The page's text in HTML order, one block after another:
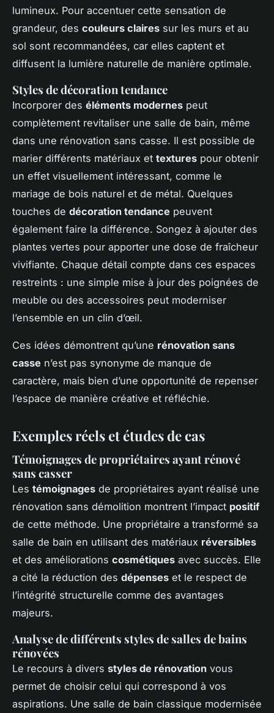
lumineux. Pour accentuer cette sensation de
grandeur, des couleurs claires sur les murs et au
sol sont recommandées, car elles captent et
diffusent la lumière naturelle de manière optimale.
Styles de décoration tendance
Incorporer des éléments modernes peut
complètement revitaliser une salle de bain, même
dans une rénovation sans casse. Il est possible de
marier différents matériaux et textures pour obtenir
un effet visuellement intéressant, comme le
mariage de bois naturel et de métal. Quelques
touches de décoration tendance peuvent
également faire la différence. Songez à ajouter des
plantes vertes pour apporter une dose de fraîcheur
vivifiante. Chaque détail compte dans ces espaces
restreints : une simple mise à jour des poignées de
meuble ou des accessoires peut moderniser
l’ensemble en un clin d’œil.
Ces idées démontrent qu’une rénovation sans
casse n’est pas synonyme de manque de
caractère, mais bien d’une opportunité de repenser
l’espace de manière créative et réfléchie.
Exemples réels et études de cas
Témoignages de propriétaires ayant rénové
sans casser
Les témoignages de propriétaires ayant réalisé une
rénovation sans démolition montrent l’impact positif
de cette méthode. Une propriétaire a transformé sa
salle de bain en utilisant des matériaux réversibles
et des améliorations cosmétiques avec succès. Elle
a cité la réduction des dépenses et le respect de
l’intégrité structurelle comme des avantages
majeurs.
Analyse de différents styles de salles de bains
rénovées
Le recours à divers styles de rénovation vous
permet de choisir celui qui correspond à vos
aspirations. Une salle de bain classique modernisée